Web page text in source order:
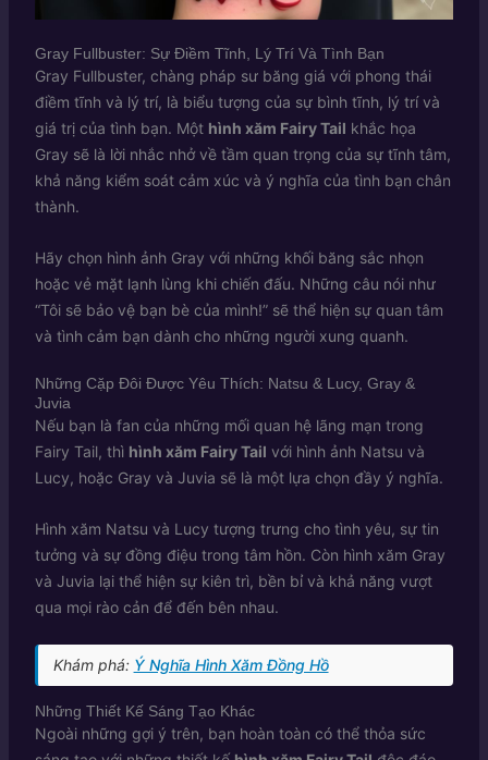
Gray Fullbuster: Sự Điềm Tĩnh, Lý Trí Và Tình Bạn
Gray Fullbuster, chàng pháp sư băng giá với phong thái
điềm tĩnh và lý trí, là biểu tượng của sự bình tĩnh, lý trí và
giá trị của tình bạn. Một hình xăm Fairy Tail khắc họa
Gray sẽ là lời nhắc nhở về tầm quan trọng của sự tĩnh tâm,
khả năng kiểm soát cảm xúc và ý nghĩa của tình bạn chân
thành.
Hãy chọn hình ảnh Gray với những khối băng sắc nhọn
hoặc vẻ mặt lạnh lùng khi chiến đấu. Những câu nói như
“Tôi sẽ bảo vệ bạn bè của mình!” sẽ thể hiện sự quan tâm
và tình cảm bạn dành cho những người xung quanh.
Những Cặp Đôi Được Yêu Thích: Natsu & Lucy, Gray &
Juvia
Nếu bạn là fan của những mối quan hệ lãng mạn trong
Fairy Tail, thì hình xăm Fairy Tail với hình ảnh Natsu và
Lucy, hoặc Gray và Juvia sẽ là một lựa chọn đầy ý nghĩa.
Hình xăm Natsu và Lucy tượng trưng cho tình yêu, sự tin
tưởng và sự đồng điệu trong tâm hồn. Còn hình xăm Gray
và Juvia lại thể hiện sự kiên trì, bền bỉ và khả năng vượt
qua mọi rào cản để đến bên nhau.
Khám phá: Ý Nghĩa Hình Xăm Đồng Hồ
Những Thiết Kế Sáng Tạo Khác
Ngoài những gợi ý trên, bạn hoàn toàn có thể thỏa sức